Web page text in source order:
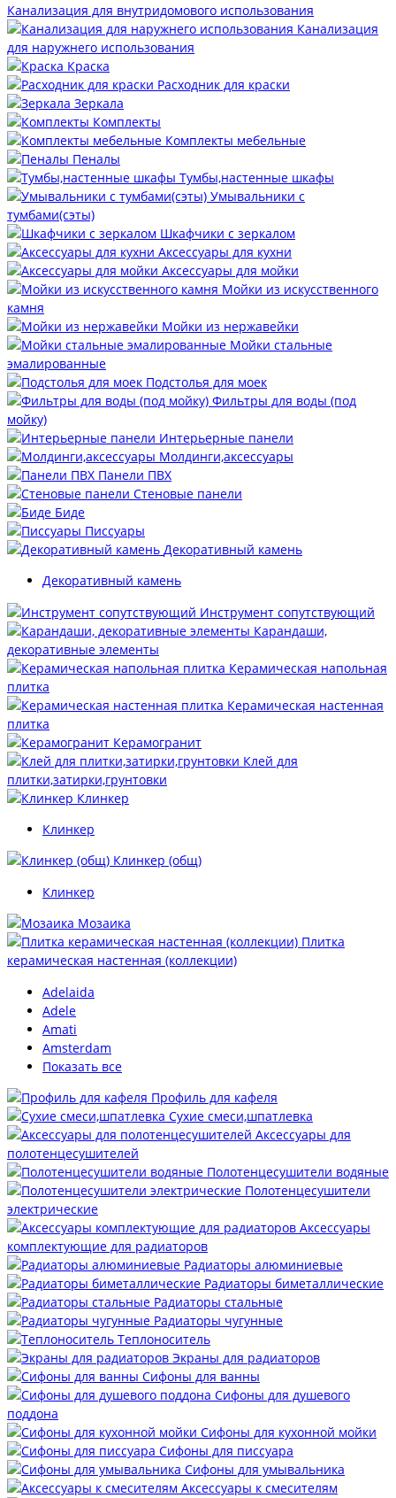
Канализация для внутридомового использования
Канализация
для наружнего использования
Краска
Расходник для краски
Зеркала
Комплекты
Комплекты мебельные
Пеналы
Тумбы,настенные шкафы
Умывальники с
тумбами(сэты)
Шкафчики с зеркалом
Аксессуары для кухни
Аксессуары для мойки
Мойки из искусственного
камня
Мойки из нержавейки
Мойки стальные
эмалированные
Подстолья для моек
Фильтры для воды (под
мойку)
Интерьерные панели
Молдинги,аксессуары
Панели ПВХ
Стеновые панели
Биде
Писсуары
Декоративный камень
Декоративный камень
Инструмент сопутствующий
Карандаши,
декоративные элементы
Керамическая напольная
плитка
Керамическая настенная
плитка
Керамогранит
Клей для
плитки,затирки,грунтовки
Клинкер
Клинкер
Клинкер (общ)
Клинкер
Мозаика
Плитка
керамическая настенная (коллекции)
Adelaida
Adele
Amati
Amsterdam
Показать все
Профиль для кафеля
Сухие смеси,шпатлевка
Аксессуары для
полотенцесушителей
Полотенцесушители водяные
Полотенцесушители
электрические
Аксессуары
комплектующие для радиаторов
Радиаторы алюминиевые
Радиаторы биметаллические
Радиаторы стальные
Радиаторы чугунные
Теплоноситель
Экраны для радиаторов
Сифоны для ванны
Сифоны для душевого
поддона
Сифоны для кухонной мойки
Сифоны для писсуара
Сифоны для умывальника
Аксессуары к смесителям